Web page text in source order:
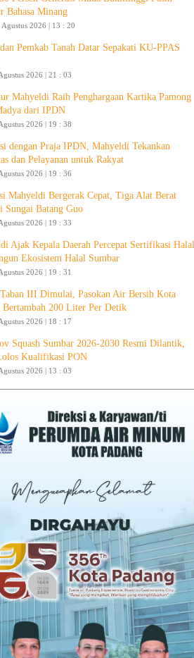
Bahasa Minang
2026 | 13 : 20
Pemkab Tanah Datar Sepakati KU-PPAS
2026 | 21 : 03
Mahyeldi Raih Penghargaan Kartika Pamong
dari IPDN
2026 | 19 : 38
dengan Praja IPDN, Mahyeldi Tekankan
dan Pelayanan untuk Rakyat
2026 | 19 : 36
Mahyeldi Bergerak Cepat, Tiga Alat Berat
Sungai Batang Guo
2026 | 19 : 33
Ajak Kepala Daerah Percepat Sertifikasi Halal
Ekosistem Halal Sumbar
2026 | 19 : 31
III Dimulai, Pasokan Air Bersih Kota
Bertambah 200 Liter Per Detik
2026 | 18 : 17
Squash Sumbar 2026-2030 Resmi Dilantik,
Kualifikasi PON
2026 | 13 : 03